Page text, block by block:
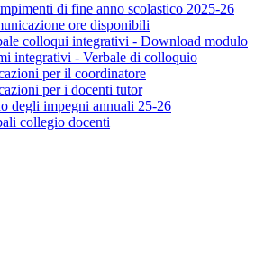
di fine anno scolastico 2025-26
ore disponibili
colloqui integrativi - Download modulo
integrativi - Verbale di colloquio
per il coordinatore
per i docenti tutor
degli impegni annuali 25-26
collegio docenti